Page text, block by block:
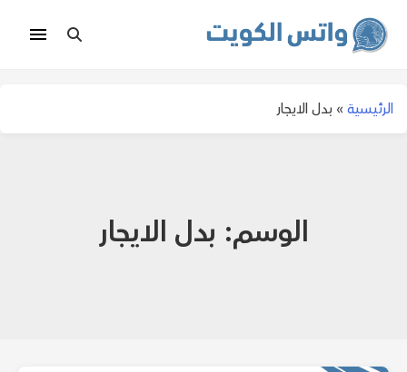
الرئيسية » بدل الايجار
الوسم: بدل الايجار